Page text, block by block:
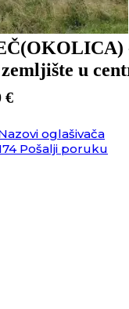
u
€
oglašivača
Pošalji poruku